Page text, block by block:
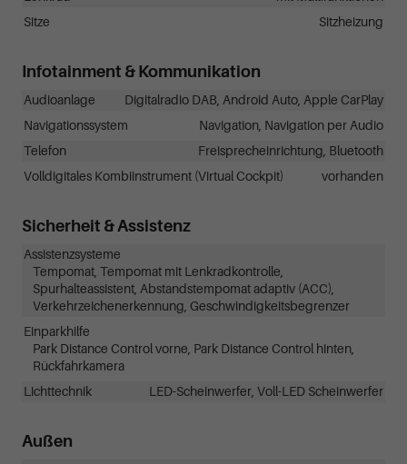
Sitze
Sitzheizung
Infotainment & Kommunikation
Audioanlage
Digitalradio DAB, Android Auto, Apple CarPlay
Navigationssystem
Navigation, Navigation per Audio
Telefon
Freisprecheinrichtung, Bluetooth
Volldigitales Kombiinstrument (Virtual Cockpit)
vorhanden
Sicherheit & Assistenz
Assistenzsysteme
Tempomat, Tempomat mit Lenkradkontrolle,
Spurhalteassistent, Abstandstempomat adaptiv (ACC),
Verkehrzeichenerkennung, Geschwindigkeitsbegrenzer
Einparkhilfe
Park Distance Control vorne, Park Distance Control hinten,
Rückfahrkamera
Lichttechnik
LED-Scheinwerfer, Voll-LED Scheinwerfer
Außen